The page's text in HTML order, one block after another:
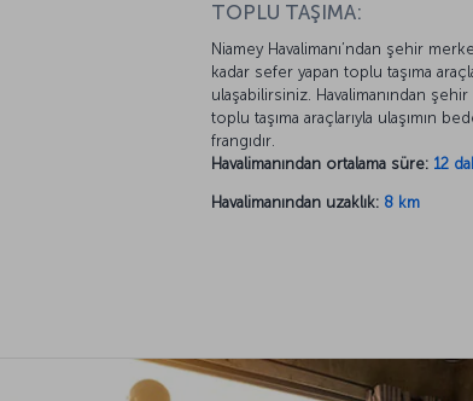
TOPLU TAŞIMA:
Niamey Havalimanı’ndan şehir
kadar sefer yapan toplu taşıma
ulaşabilirsiniz. Havalimanından
toplu taşıma araçlarıyla ulaşımın
frangıdır.
Havalimanından ortalama süre: 12
Havalimanından uzaklık: 8 km